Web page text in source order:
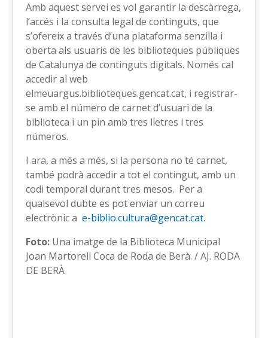
Amb aquest servei es vol garantir la descàrrega,
l’accés i la consulta legal de continguts, que
s’ofereix a través d’una plataforma senzilla i
oberta als usuaris de les biblioteques públiques
de Catalunya de continguts digitals. Només cal
accedir al web
elmeuargus.biblioteques.gencat.cat, i registrar-
se amb el número de carnet d’usuari de la
biblioteca i un pin amb tres lletres i tres
números.
I ara, a més a més, si la persona no té carnet,
també podrà accedir a tot el contingut, amb un
codi temporal durant tres mesos. Per a
qualsevol dubte es pot enviar un correu
electrònic a e-biblio.cultura@gencat.cat.
Foto:Una imatge de la Biblioteca Municipal
Joan Martorell Coca de Roda de Berà. / AJ. RODA
DE BERÀ